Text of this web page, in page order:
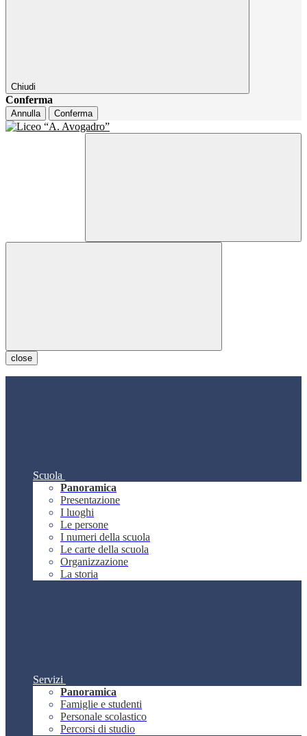
Chiudi
Conferma
Annulla Conferma
close
Scuola
Panoramica
Presentazione
I luoghi
Le persone
I numeri della scuola
Le carte della scuola
Organizzazione
La storia
Servizi
Panoramica
Famiglie e studenti
Personale scolastico
Percorsi di studio